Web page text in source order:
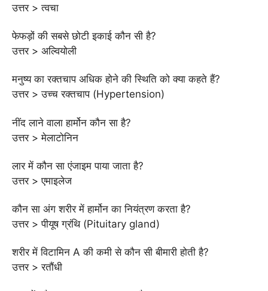
उत्तर > त्वचा
फेफड़ों की सबसे छोटी इकाई कौन सी है?
उत्तर > अल्वियोली
मनुष्य का रक्तचाप अधिक होने की स्थिति को क्या कहते हैं?
उत्तर > उच्च रक्तचाप (Hypertension)
नींद लाने वाला हार्मोन कौन सा है?
उत्तर > मेलाटोनिन
लार में कौन सा एंजाइम पाया जाता है?
उत्तर > एमाइलेज
कौन सा अंग शरीर में हार्मोन का नियंत्रण करता है?
उत्तर > पीयूष ग्रंथि (Pituitary gland)
शरीर में विटामिन A की कमी से कौन सी बीमारी होती है?
उत्तर > रतौंधी